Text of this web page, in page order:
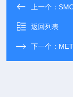
上一个：
返回列表
下一个：